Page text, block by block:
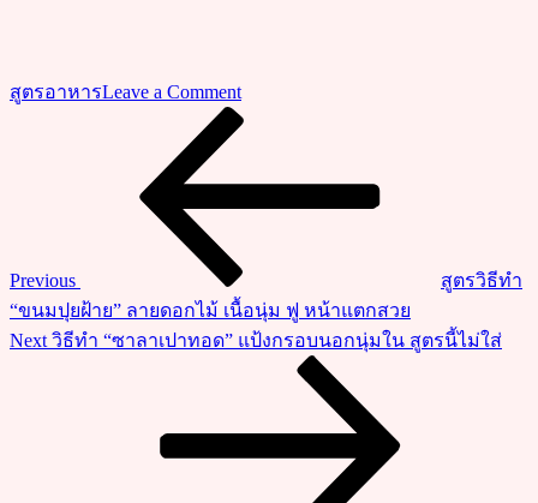
สูตรอาหารLeave a Commenton
ชวน
ส้ม”
ลูก
ชิ้น
Previous
สูตรวิธีทำ
“ขนมปุยฝ้าย” ลายดอกไม้ เนื้อนุ่ม ฟู หน้าแตกสวย
Next
Post
Next วิธีทำ “ซาลาเปาทอด” แป้งกรอบนอกนุ่มใน สูตรนี้ไม่ใส่